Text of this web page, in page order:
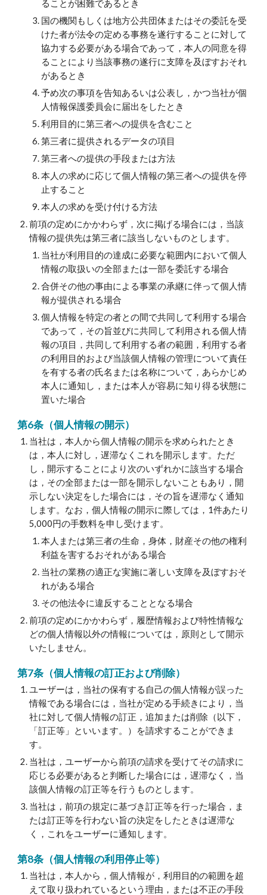
ることが困難であるとき
国の機関もしくは地方公共団体またはその委託を受
けた者が法令の定める事務を遂行することに対して
協力する必要がある場合であって，本人の同意を得
ることにより当該事務の遂行に支障を及ぼすおそれ
があるとき
予め次の事項を告知あるいは公表し，かつ当社が個
人情報保護委員会に届出をしたとき
利用目的に第三者への提供を含むこと
第三者に提供されるデータの項目
第三者への提供の手段または方法
本人の求めに応じて個人情報の第三者への提供を停
止すること
本人の求めを受け付ける方法
前項の定めにかかわらず，次に掲げる場合には，当該
情報の提供先は第三者に該当しないものとします。
当社が利用目的の達成に必要な範囲内において個人
情報の取扱いの全部または一部を委託する場合
合併その他の事由による事業の承継に伴って個人情
報が提供される場合
個人情報を特定の者との間で共同して利用する場合
であって，その旨並びに共同して利用される個人情
報の項目，共同して利用する者の範囲，利用する者
の利用目的および当該個人情報の管理について責任
を有する者の氏名または名称について，あらかじめ
本人に通知し，または本人が容易に知り得る状態に
置いた場合
第6条（個人情報の開示）
当社は，本人から個人情報の開示を求められたとき
は，本人に対し，遅滞なくこれを開示します。ただ
し，開示することにより次のいずれかに該当する場合
は，その全部または一部を開示しないこともあり，開
示しない決定をした場合には，その旨を遅滞なく通知
します。なお，個人情報の開示に際しては，1件あたり
5,000円の手数料を申し受けます。
本人または第三者の生命，身体，財産その他の権利
利益を害するおそれがある場合
当社の業務の適正な実施に著しい支障を及ぼすおそ
れがある場合
その他法令に違反することとなる場合
前項の定めにかかわらず，履歴情報および特性情報な
どの個人情報以外の情報については，原則として開示
いたしません。
第7条（個人情報の訂正および削除）
ユーザーは，当社の保有する自己の個人情報が誤った
情報である場合には，当社が定める手続きにより，当
社に対して個人情報の訂正，追加または削除（以下，
「訂正等」といいます。）を請求することができま
す。
当社は，ユーザーから前項の請求を受けてその請求に
応じる必要があると判断した場合には，遅滞なく，当
該個人情報の訂正等を行うものとします。
当社は，前項の規定に基づき訂正等を行った場合，ま
たは訂正等を行わない旨の決定をしたときは遅滞な
く，これをユーザーに通知します。
第8条（個人情報の利用停止等）
当社は，本人から，個人情報が，利用目的の範囲を超
えて取り扱われているという理由，または不正の手段